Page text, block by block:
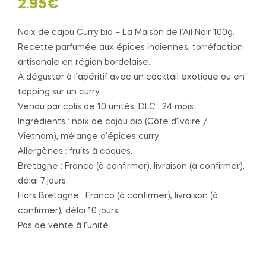
2.95€
Noix de cajou Curry bio – La Maison de l’Ail Noir 100g.
Recette parfumée aux épices indiennes, torréfaction
artisanale en région bordelaise.
À déguster à l’apéritif avec un cocktail exotique ou en
topping sur un curry.
Vendu par colis de 10 unités. DLC : 24 mois.
Ingrédients : noix de cajou bio (Côte d’Ivoire /
Vietnam), mélange d’épices curry.
Allergènes : fruits à coques.
Bretagne : Franco (à confirmer), livraison (à confirmer),
délai 7 jours.
Hors Bretagne : Franco (à confirmer), livraison (à
confirmer), délai 10 jours.
Pas de vente à l’unité.